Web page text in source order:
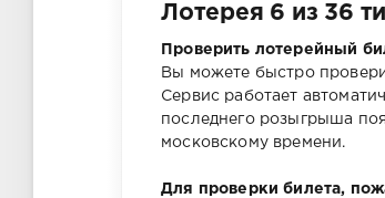
Лотерея 6 из 36
Проверить лотерейный
Вы можете быстро
Сервис работает
последнего розыгрыша
московскому времени.
Для проверки билета,